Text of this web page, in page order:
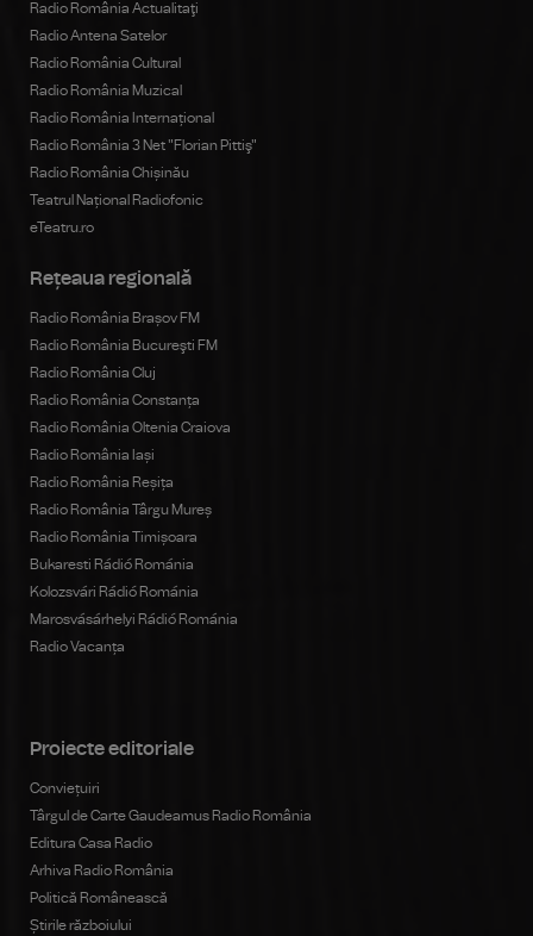
Radio România Actualitaţi
Radio Antena Satelor
Radio România Cultural
Radio România Muzical
Radio România Internațional
Radio România 3 Net "Florian Pittiş"
Radio România Chișinău
Teatrul Național Radiofonic
eTeatru.ro
Rețeaua regională
Radio România Brașov FM
Radio România Bucureşti FM
Radio România Cluj
Radio România Constanța
Radio România Oltenia Craiova
Radio România Iași
Radio România Reșița
Radio România Târgu Mureș
Radio România Timișoara
Bukaresti Rádió Románia
Kolozsvári Rádió Románia
Marosvásárhelyi Rádió Románia
Radio Vacanța
Proiecte editoriale
Conviețuiri
Târgul de Carte Gaudeamus Radio România
Editura Casa Radio
Arhiva Radio România
Politică Românească
Știrile războiului